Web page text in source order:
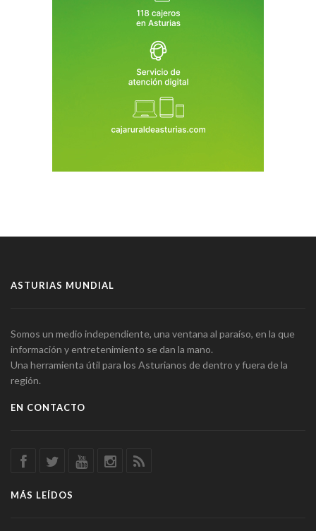
ASTURIAS MUNDIAL
Somos un medio independiente, una ventana al paraíso, en la que
información y entretenimiento se dan la mano.
Una herramienta útil para los Asturianos de dentro y fuera de la
región.
EN CONTACTO
MÁS LEÍDOS